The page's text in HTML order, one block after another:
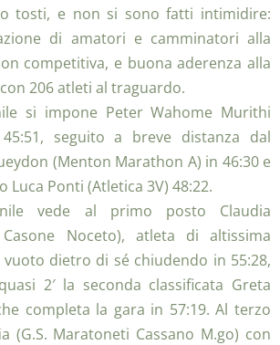
tosti, e non si sono fatti intimidire:
di amatori e camminatori alla
competitiva, e buona aderenza alla
206 atleti al traguardo.
si impone Peter Wahome Murithi
seguito a breve distanza dal
(Menton Marathon A) in 46:30 e
Luca Ponti (Atletica 3V) 48:22.
vede al primo posto Claudia
Noceto), atleta di altissima
dietro di sé chiudendo in 55:28,
2′ la seconda classificata Greta
completa la gara in 57:19. Al terzo
(G.S. Maratoneti Cassano M.go) con